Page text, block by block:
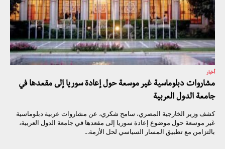
أخبار
مشاروات دبلوماسية غير موسعة حول إعادة سوريا إلى مقعدها في
جامعة الدول العربية
كشف وزير الخارجية المصري، سامح شكري، عن مشاروات عربية دبلوماسية
غير موسعة حول موضوع إعادة سوريا إلى مقعدها في جامعة الدول العربية،
بالتزامن مع تطبيق المسار السياسي لحل الأزمة...